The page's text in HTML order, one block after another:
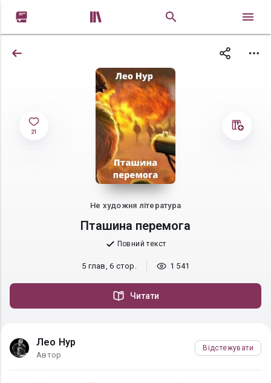
 
21
Не художня література
Пташина перемога
Повний текст
5 глав, 6 стор. 1 541
Читати
Лео Нур
Автор
Відстежувати